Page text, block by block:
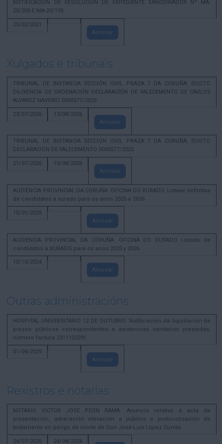
NOTIFICACION DE RESOLUCION DE EXPEDIENTE SANCIONADOR Nº MA-
20/200 E MA-20/195
25/02/2021
Amosar
Xulgados e tribunais
TRIBUNAL DE INSTANCIA SECCIÓN CIVIL PRAZA 7 DA CORUÑA. EDICTO
DILIXENCIA DE ORDENACIÓN DECLARACIÓN DE FALECEMENTO DE CARLOS
ALVAREZ NAVEIRO 0000577/2025
23/07/2026
13/08/2026
Amosar
TRIBUNAL DE INSTANCIA SECCIÓN CIVIL PRAZA 7 DA CORUÑA. EDICTO
DECLARACIÓN DE FALECEMENTO 0000577/2025
21/07/2026
10/08/2026
Amosar
AUDIENCIA PROVINCIAL DA CORUÑA. OFICINA DO XURADO. Listaxe definitiva
de candidatos a xurado para os anos 2025 e 2026
10/01/2025
Amosar
AUDIENCIA PROVINCIAL DA CORUÑA. OFICINA DO XURADO Listado de
candidatos a XURADO para os anos 2025 y 2026.
10/10/2024
Amosar
Outras administracións
HOSPITAL UNIVERSITARIO 12 DE OUTUBRO. Notificación da liquidación de
prezos públicos correspondentes a asistencias sanitarias prestadas,
número factura 2311102291
01/04/2025
Amosar
Rexistros e notarías
NOTARIO VICTOR JOSE PEON RAMA. Anuncio relativo á acta de
presentación, adveración elevación a público e protocolización de
testamento en perigo de morte de Don José-Luís López Currás.
24/07/2026
24/08/2026